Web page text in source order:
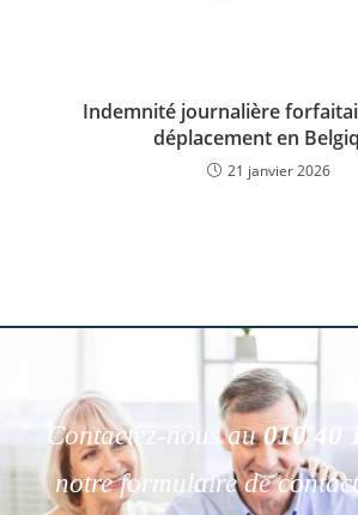
Indemnité journalière
déplacement en
21 janvier 2026
Contactez-nous au010 40
notre formulaire de